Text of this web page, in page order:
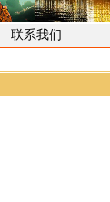
联系我们